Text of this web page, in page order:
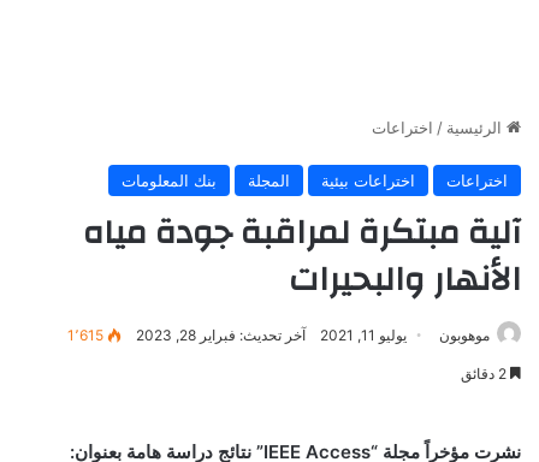
الرئيسية / اختراعات
اختراعات اختراعات بيئية المجلة بنك المعلومات
آلية مبتكرة لمراقبة جودة مياه
الأنهار والبحيرات
موهوبون يوليو 11, 2021 آخر تحديث: فبراير 28, 2023 1٬615
نشرت مؤخراً مجلة “IEEE Access” نتائج دراسة هامة بعنوان: